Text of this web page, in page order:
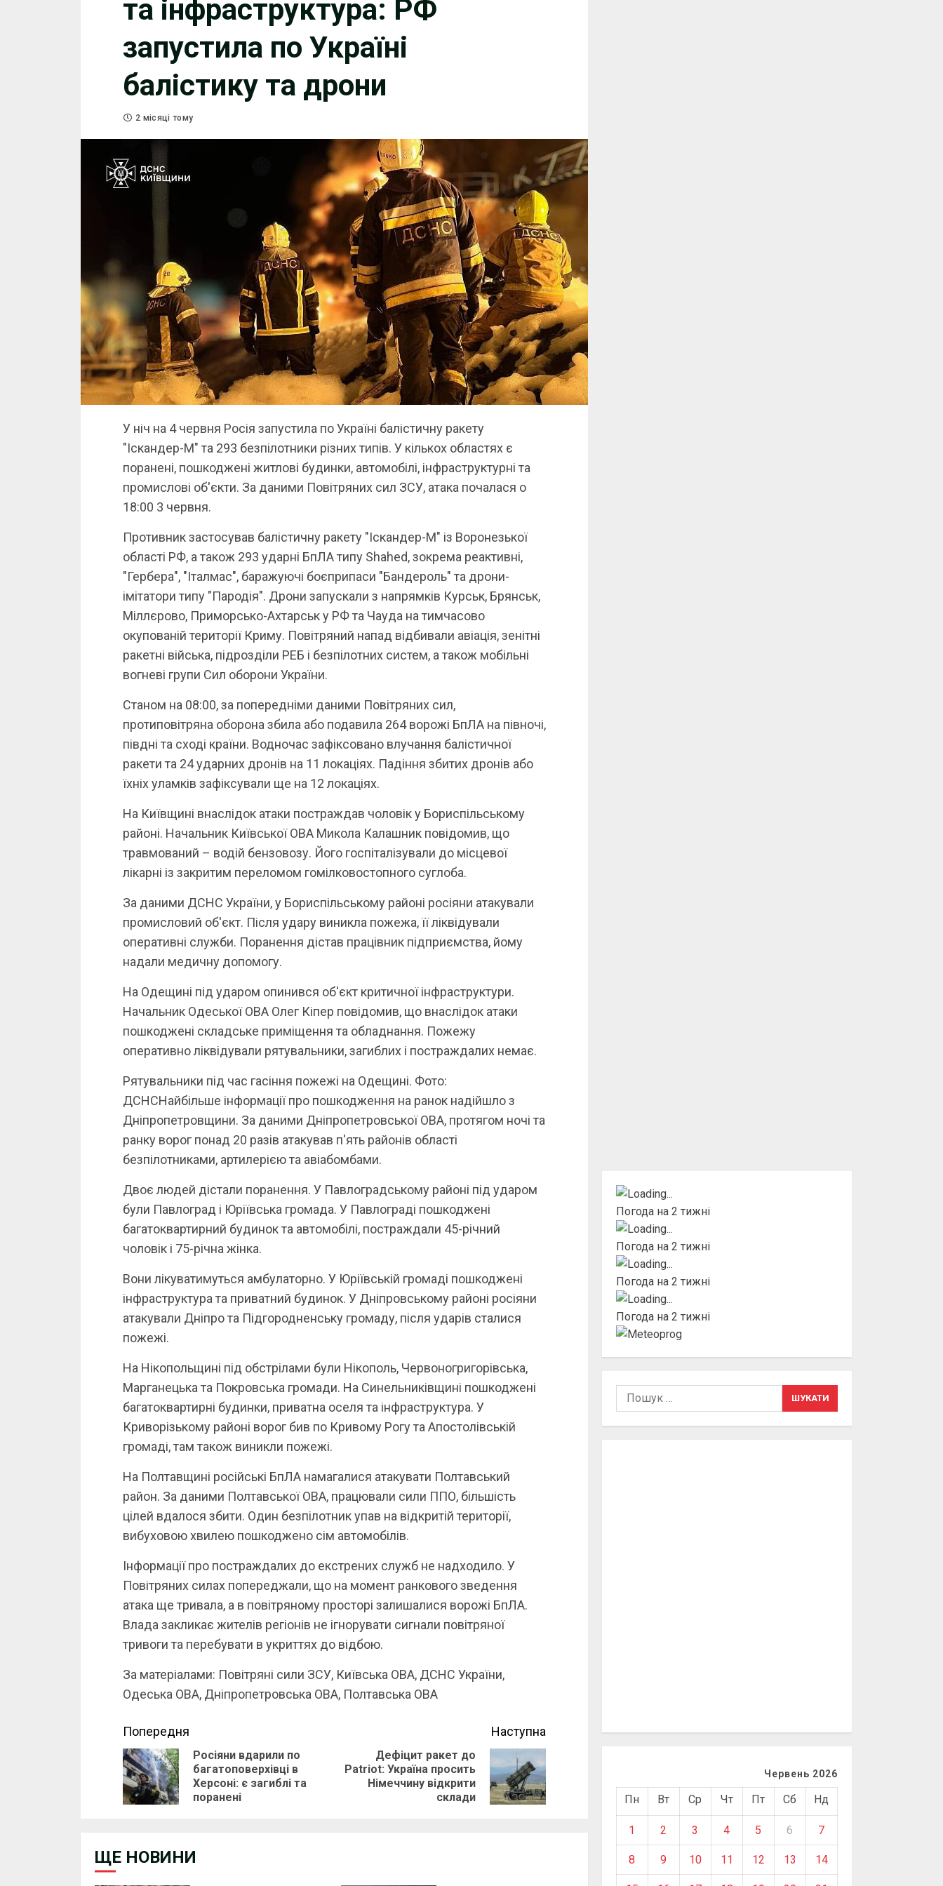
та інфраструктура: РФ
запустила по Україні
балістику та дрони
2 місяці тому
У ніч на 4 червня Росія запустила по Україні балістичну ракету
"Іскандер-М" та 293 безпілотники різних типів. У кількох областях є
поранені, пошкоджені житлові будинки, автомобілі, інфраструктурні та
промислові об'єкти. За даними Повітряних сил ЗСУ, атака почалася о
18:00 3 червня.
Противник застосував балістичну ракету "Іскандер-М" із Воронезької
області РФ, а також 293 ударні БпЛА типу Shahed, зокрема реактивні,
"Гербера", "Італмас", баражуючі боєприпаси "Бандероль" та дрони-
імітатори типу "Пародія". Дрони запускали з напрямків Курськ, Брянськ,
Міллєрово, Приморсько-Ахтарськ у РФ та Чауда на тимчасово
окупованій території Криму. Повітряний напад відбивали авіація, зенітні
ракетні війська, підрозділи РЕБ і безпілотних систем, а також мобільні
вогневі групи Сил оборони України.
Станом на 08:00, за попередніми даними Повітряних сил,
протиповітряна оборона збила або подавила 264 ворожі БпЛА на півночі,
півдні та сході країни. Водночас зафіксовано влучання балістичної
ракети та 24 ударних дронів на 11 локаціях. Падіння збитих дронів або
їхніх уламків зафіксували ще на 12 локаціях.
На Київщині внаслідок атаки постраждав чоловік у Бориспільському
районі. Начальник Київської ОВА Микола Калашник повідомив, що
травмований – водій бензовозу. Його госпіталізували до місцевої
лікарні із закритим переломом гомілковостопного суглоба.
За даними ДСНС України, у Бориспільському районі росіяни атакували
промисловий об'єкт. Після удару виникла пожежа, її ліквідували
оперативні служби. Поранення дістав працівник підприємства, йому
надали медичну допомогу.
На Одещині під ударом опинився об'єкт критичної інфраструктури.
Начальник Одеської ОВА Олег Кіпер повідомив, що внаслідок атаки
пошкоджені складське приміщення та обладнання. Пожежу
оперативно ліквідували рятувальники, загиблих і постраждалих немає.
Рятувальники під час гасіння пожежі на Одещині. Фото:
ДСНСНайбільше інформації про пошкодження на ранок надійшло з
Дніпропетровщини. За даними Дніпропетровської ОВА, протягом ночі та
ранку ворог понад 20 разів атакував п'ять районів області
безпілотниками, артилерією та авіабомбами.
Двоє людей дістали поранення. У Павлоградському районі під ударом
були Павлоград і Юріївська громада. У Павлограді пошкоджені
багатоквартирний будинок та автомобілі, постраждали 45-річний
чоловік і 75-річна жінка.
Вони лікуватимуться амбулаторно. У Юріївській громаді пошкоджені
інфраструктура та приватний будинок. У Дніпровському районі росіяни
атакували Дніпро та Підгородненську громаду, після ударів сталися
пожежі.
На Нікопольщині під обстрілами були Нікополь, Червоногригорівська,
Марганецька та Покровська громади. На Синельниківщині пошкоджені
багатоквартирні будинки, приватна оселя та інфраструктура. У
Криворізькому районі ворог бив по Кривому Рогу та Апостолівській
громаді, там також виникли пожежі.
На Полтавщині російські БпЛА намагалися атакувати Полтавський
район. За даними Полтавської ОВА, працювали сили ППО, більшість
цілей вдалося збити. Один безпілотник упав на відкритій території,
вибуховою хвилею пошкоджено сім автомобілів.
Інформації про постраждалих до екстрених служб не надходило. У
Повітряних силах попереджали, що на момент ранкового зведення
атака ще тривала, а в повітряному просторі залишалися ворожі БпЛА.
Влада закликає жителів регіонів не ігнорувати сигнали повітряної
тривоги та перебувати в укриттях до відбою.
За матеріалами: Повітряні сили ЗСУ, Київська ОВА, ДСНС України,
Одеська ОВА, Дніпропетровська ОВА, Полтавська ОВА
Continue
Reading
Попередня
Previous
Росіяни вдарили по
багатоповерхівці в
Херсоні: є загиблі та
поранені
Наступна
Next
Дефіцит ракет до
Patriot: Україна просить
Німеччину відкрити
склади
ЩЕ НОВИНИ
Погода на 2 тижні
Погода на 2 тижні
Погода на 2 тижні
Погода на 2 тижні
Пошук:
Червень 2026
Пн Вт Ср Чт Пт Сб Нд
1 2 3 4 5 6 7
8 9 10 11 12 13 14